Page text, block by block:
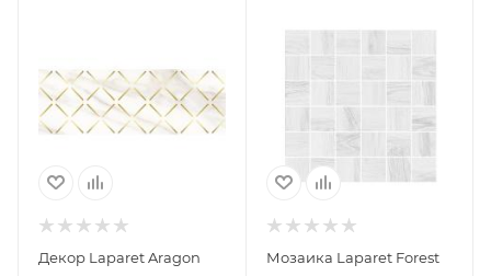
Декор Laparet Aragon
Мозаика Laparet Forest